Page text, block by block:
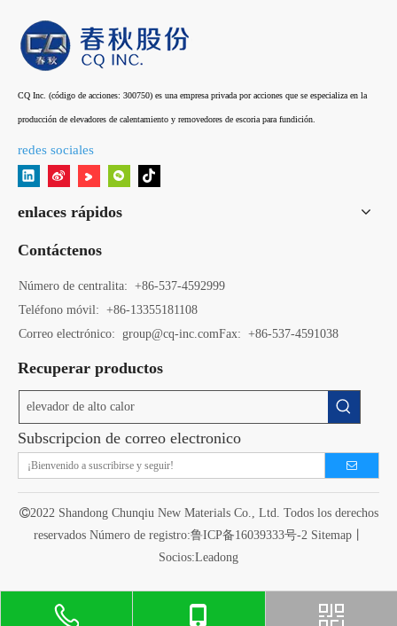
CQ Inc. (código de acciones: 300750) es una empresa privada por acciones que se especializa en la
producción de elevadores de calentamiento y removedores de escoria para fundición.
redes sociales
enlaces rápidos
Contáctenos
Número de centralita: +86-537-4592999
Teléfono móvil: +86-13355181108
Correo electrónico: group@cq-inc.comFax: +86-537-4591038
Recuperar productos
Subscripcion de correo electronico
2022 Shandong Chunqiu New Materials Co., Ltd. Todos los derechos
reservados Número de registro:鲁ICP备16039333号-2 Sitemap丨
Socios:Leadong